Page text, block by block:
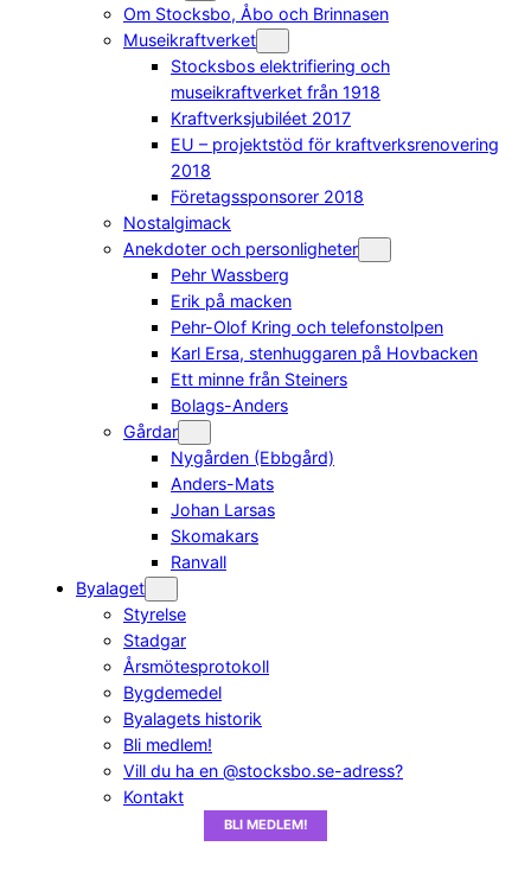
Om Stocksbo, Åbo och Brinnasen
Museikraftverket
Stocksbos elektrifiering och
museikraftverket från 1918
Kraftverksjubiléet 2017
EU – projektstöd för kraftverksrenovering
2018
Företagssponsorer 2018
Nostalgimack
Anekdoter och personligheter
Pehr Wassberg
Erik på macken
Pehr-Olof Kring och telefonstolpen
Karl Ersa, stenhuggaren på Hovbacken
Ett minne från Steiners
Bolags-Anders
Gårdar
Nygården (Ebbgård)
Anders-Mats
Johan Larsas
Skomakars
Ranvall
Byalaget
Styrelse
Stadgar
Årsmötesprotokoll
Bygdemedel
Byalagets historik
Bli medlem!
Vill du ha en @stocksbo.se-adress?
Kontakt
BLI MEDLEM!